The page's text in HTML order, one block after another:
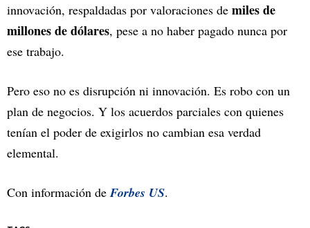
innovación, respaldadas por valoraciones de miles de
millones de dólares, pese a no haber pagado nunca por
ese trabajo.
Pero eso no es disrupción ni innovación. Es robo con un
plan de negocios. Y los acuerdos parciales con quienes
tenían el poder de exigirlos no cambian esa verdad
elemental.
Con información de Forbes US.